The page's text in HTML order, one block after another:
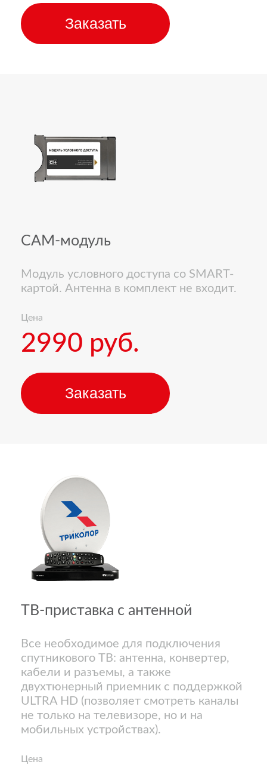
Заказать
CAM-модуль
Модуль условного доступа со SMART-
картой. Антенна в комплект не входит.
Цена
2990 руб.
Заказать
ТВ-приставка с антенной
Все необходимое для подключения
спутникового ТВ: антенна, конвертер,
кабели и разъемы, а также
двухтюнерный приемник с поддержкой
ULTRA HD (позволяет смотреть каналы
не только на телевизоре, но и на
мобильных устройствах).
Цена